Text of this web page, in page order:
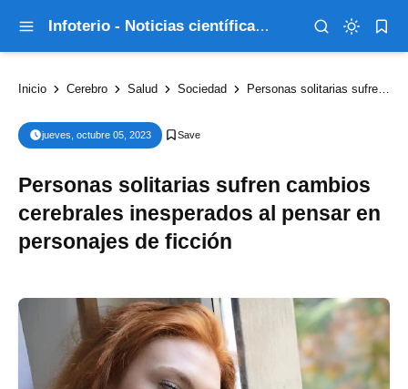
Infoterio - Noticias científicas que explican el mundo
Inicio Cerebro Salud Sociedad Personas solitarias sufren cambios cerebrales inesperados al pensar en personajes de ficción
jueves, octubre 05, 2023
Personas solitarias sufren cambios
cerebrales inesperados al pensar en
personajes de ficción